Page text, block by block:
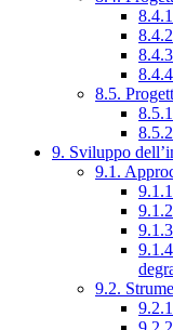
8.5.
9. Sviluppo
9.1.
9.2.